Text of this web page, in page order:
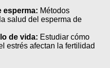
esperma: Métodos
salud del esperma de
de vida: Estudiar cómo
estrés afectan la fertilidad